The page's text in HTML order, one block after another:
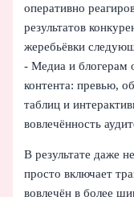
оперативно
результатов
жеребьёвки
- Медиа и блогерам
контента: превью,
таблиц и
вовлечённость
В результате даже
просто включает
вовлечён в более